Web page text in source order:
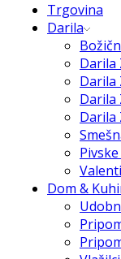
Trgovina
Darila
Darila
Darila
Darila
Darila
Dom &